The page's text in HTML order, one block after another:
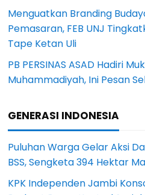
Menguatkan Branding
Pemasaran, FEB UNJ
Tape Ketan Uli
PB PERSINAS ASAD Hadiri
Muhammadiyah, Ini Pesan
GENERASI INDONESIA
Puluhan Warga Gelar Aksi
BSS, Sengketa 394 Hektar
KPK Independen Jambi